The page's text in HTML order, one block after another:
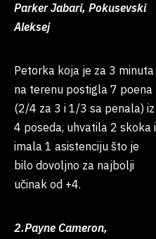
Parker Jabari, Pokusevski
Aleksej
Petorka koja je za 3 minuta
na terenu postigla 7 poena
(2/4 za 3 i 1/3 sa penala) iz
4 poseda, uhvatila 2 skoka i
imala 1 asistenciju što je
bilo dovoljno za najbolji
učinak od +4.
2.Payne Cameron,